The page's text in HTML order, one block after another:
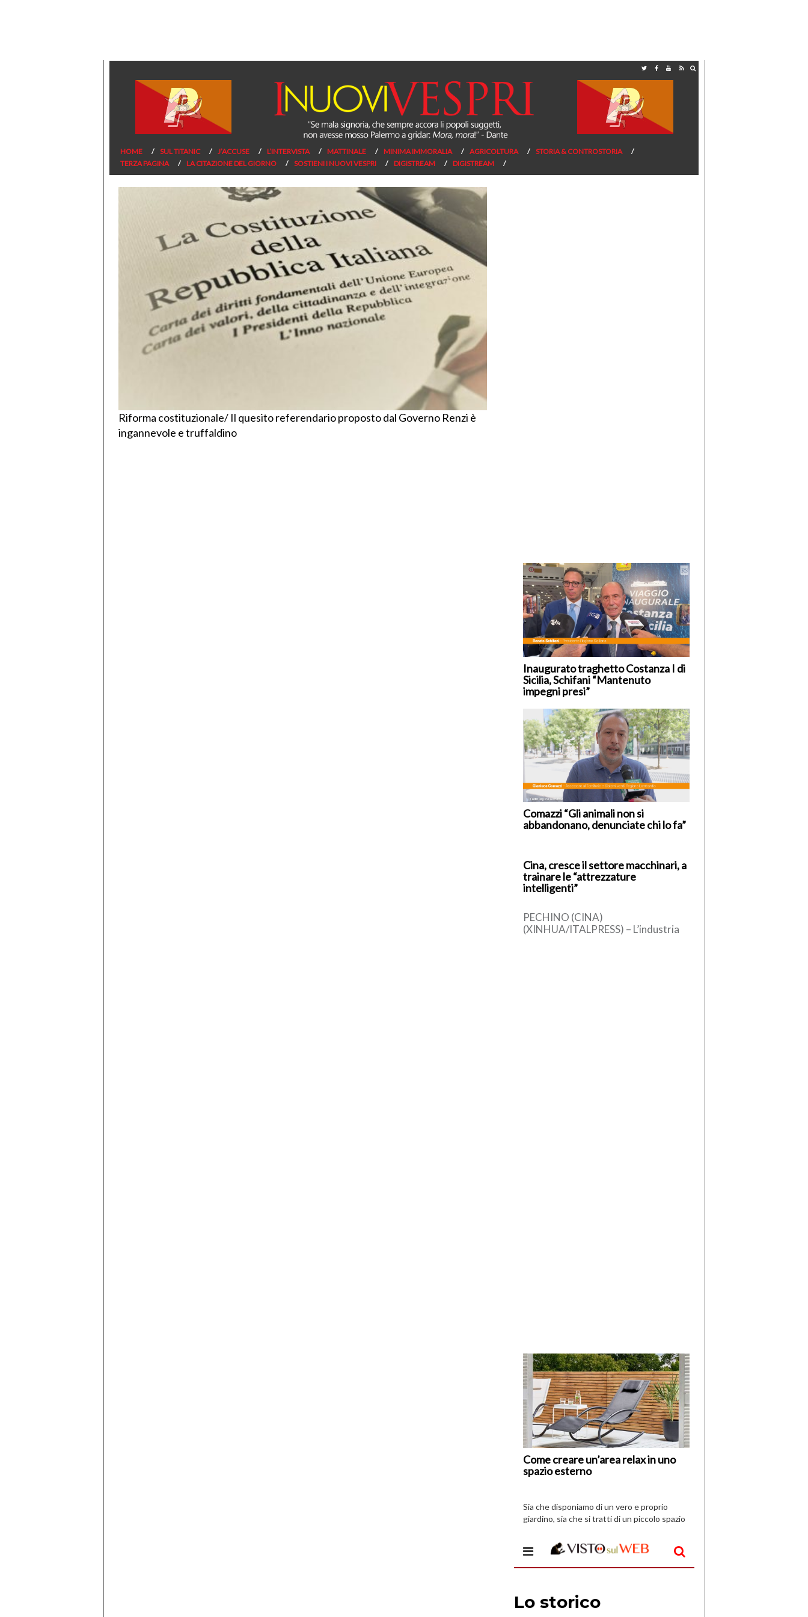
HOME SUL TITANIC J’ACCUSE L’INTERVISTA MATTINALE MINIMA IMMORALIA AGRICOLTURA
STORIA & CONTROSTORIA
TERZA PAGINA
LA CITAZIONE DEL GIORNO SOSTIENI I NUOVI VESPRI DIGISTREAM DIGISTREAM
Riforma costituzionale/ Il quesito referendario proposto dal Governo Renzi è
ingannevole e truffaldino
Inaugurato traghetto Costanza I di
Sicilia, Schifani “Mantenuto
impegni presi”
Comazzi “Gli animali non si
abbandonano, denunciate chi lo fa”
Cina, cresce il settore macchinari, a
trainare le “attrezzature
intelligenti”
PECHINO (CINA)
(XINHUA/ITALPRESS) – L’industria
Come creare un’area relax in uno
spazio esterno
di
I
Vespri
Sia che disponiamo di un vero e proprio
giardino, sia che si tratti di un piccolo spazio